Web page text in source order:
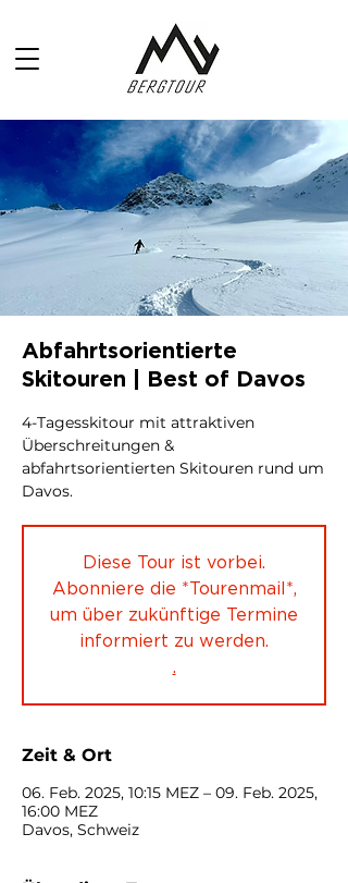
Abfahrtsorientierte
Skitouren | Best of Davos
4-Tagesskitour mit attraktiven
Überschreitungen &
abfahrtsorientierten Skitouren rund um
Davos.
Diese Tour ist vorbei.
Abonniere die *Tourenmail*,
um über zukünftige Termine
informiert zu werden.
.
Zeit & Ort
06. Feb. 2025, 10:15 MEZ – 09. Feb. 2025,
16:00 MEZ
Davos, Schweiz